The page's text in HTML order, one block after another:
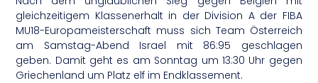
gleichzeitigem Klassenerhalt in der Division A der FIBA
MU18-Europameisterschaft muss sich Team Österreich
am Samstag-Abend Israel mit 86:95 geschlagen
geben. Damit geht es am Sonntag um 13:30 Uhr gegen
Griechenland um Platz elf im Endklassement.